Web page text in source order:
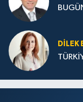
DILEK